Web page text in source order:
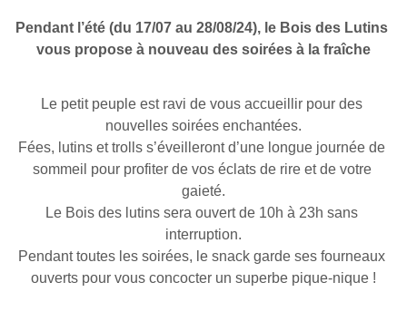
Pendant l’été (du 17/07 au 28/08/24), le Bois des Lutins
vous propose à nouveau des soirées à la fraîche
Le petit peuple est ravi de vous accueillir pour des
nouvelles soirées enchantées.
Fées, lutins et trolls s’éveilleront d’une longue journée de
sommeil pour profiter de vos éclats de rire et de votre
gaieté.
Le Bois des lutins sera ouvert de 10h à 23h sans
interruption.
Pendant toutes les soirées, le snack garde ses fourneaux
ouverts pour vous concocter un superbe pique-nique !